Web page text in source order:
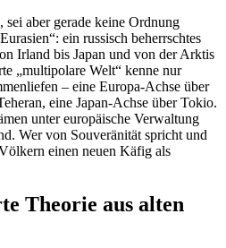
sei aber gerade keine Ordnung
ein russisch beherrschtes
Irland bis Japan und von der Arktis
„multipolare Welt“ kenne nur
– eine Europa-Achse über
eine Japan-Achse über Tokio.
unter europäische Verwaltung
Wer von Souveränität spricht und
einen neuen Käfig als
Theorie aus alten